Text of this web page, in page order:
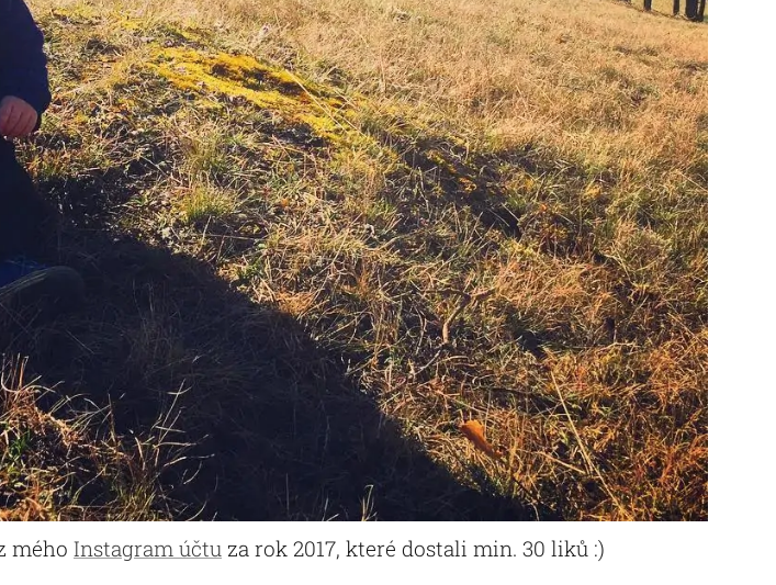
mého Instagram účtu za rok 2017, které dostali min. 30 liků :)